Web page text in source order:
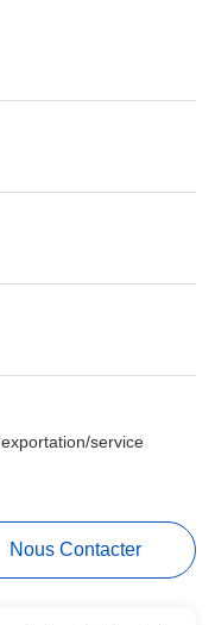
service
Nous Contacter